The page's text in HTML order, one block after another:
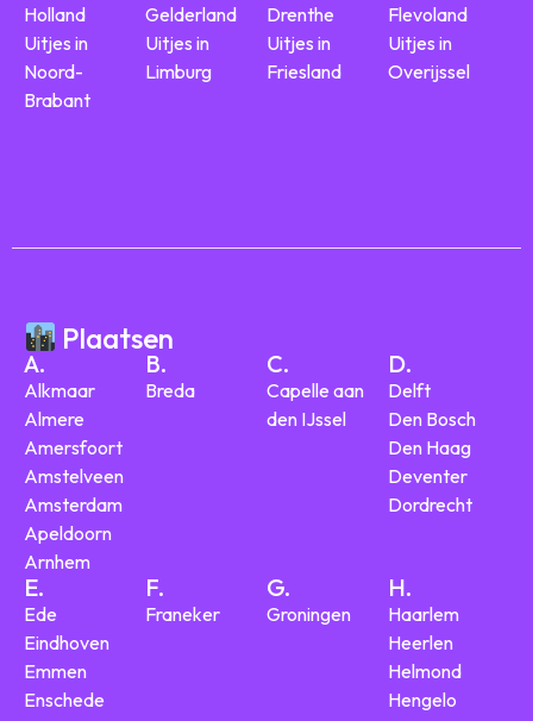
Holland
Uitjes in
Noord-
Brabant
Gelderland
Uitjes in
Limburg
Drenthe
Uitjes in
Friesland
Flevoland
Uitjes in
Overijssel
Plaatsen
A.
Alkmaar
Almere
Amersfoort
Amstelveen
Amsterdam
Apeldoorn
Arnhem
B.
Breda
C.
Capelle aan
den IJssel
D.
Delft
Den Bosch
Den Haag
Deventer
Dordrecht
E.
Ede
Eindhoven
Emmen
Enschede
F.
Franeker
G.
Groningen
H.
Haarlem
Heerlen
Helmond
Hengelo